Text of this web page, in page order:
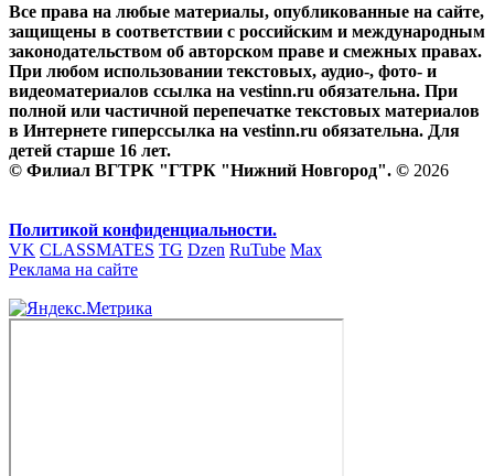
Все права на любые материалы, опубликованные на сайте,
защищены в соответствии с российским и международным
законодательством об авторском праве и смежных правах.
При любом использовании текстовых, аудио-, фото- и
видеоматериалов ссылка на vestinn.ru обязательна. При
полной или частичной перепечатке текстовых материалов
в Интернете гиперссылка на vestinn.ru обязательна. Для
детей старше 16 лет.
© Филиал ВГТРК "ГТРК "Нижний Новгород". © 2026
Политикой конфиденциальности.
VK CLASSMATES TG Dzen RuTube Max
Реклама на сайте